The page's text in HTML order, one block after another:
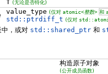
T (无论是否特化)
value_type (仅对 atomic<整数> 和
std::ptrdiff_t (仅对
中，或对 std::shared_ptr 和
构造原子对象
(公开成员函数)